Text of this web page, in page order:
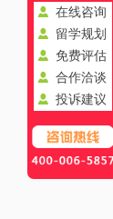
在线咨询
留学规划
免费评估
合作洽谈
投诉建议